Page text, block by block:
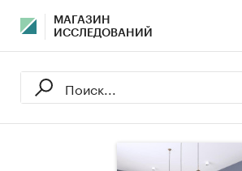
МАГАЗИН
ИССЛЕДОВАНИЙ